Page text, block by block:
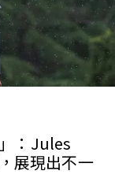
：Jules
展現出不一